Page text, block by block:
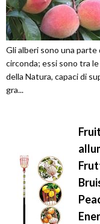
Gli alberi sono una parte
circonda; essi sono tra
della Natura, capaci di
gra...